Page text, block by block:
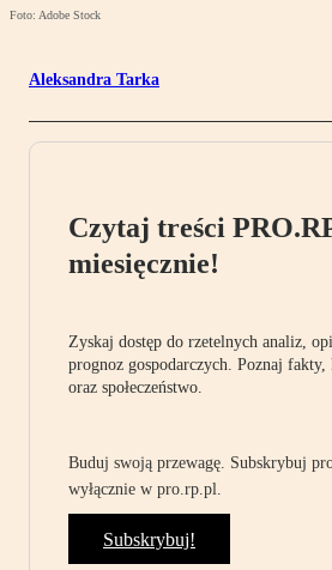
Foto: Adobe Stock
Aleksandra Tarka
Czytaj treści
miesięcznie!
Zyskaj dostęp do rzetelnych analiz,
prognoz gospodarczych. Poznaj fakty,
oraz społeczeństwo.
Buduj swoją przewagę. Subskrybuj
wyłącznie w pro.rp.pl.
Subskrybuj!